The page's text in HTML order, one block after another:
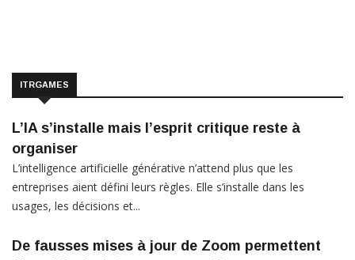
ITRGAMES
L’IA s’installe mais l’esprit critique reste à
organiser
L’intelligence artificielle générative n’attend plus que les
entreprises aient défini leurs règles. Elle s’installe dans les
usages, les décisions et...
De fausses mises à jour de Zoom permettent